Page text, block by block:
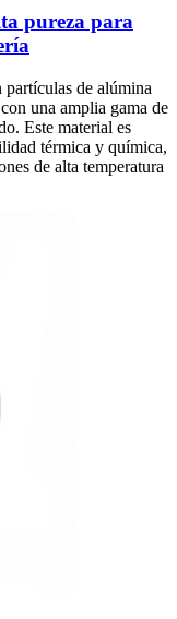
pureza para
de alúmina
una amplia gama de
Este material es
térmica y química,
de alta temperatura